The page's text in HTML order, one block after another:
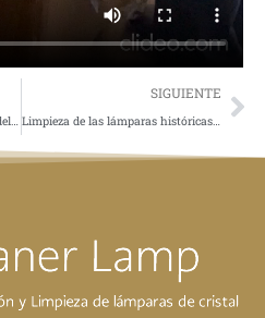
SIGUIENTE
Limpieza de las lámparas históricas del Museo Nacional del Romanticismo